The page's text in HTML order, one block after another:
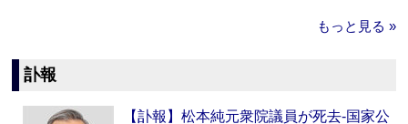
もっと見る »
訃報
【訃報】松本純元衆院議員が死去‐国家公